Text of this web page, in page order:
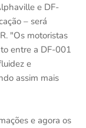
e DF-
– será
"Os motoristas
entre a DF-001
e
assim mais
e agora os